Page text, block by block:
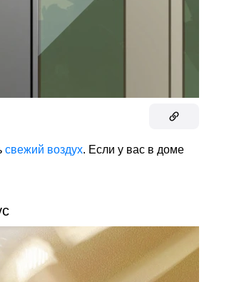
свежий воздух. Если у вас в доме